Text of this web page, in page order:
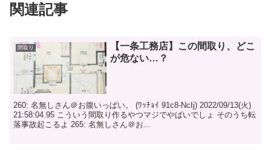
関連記事
間取り
【一条工務店】この間取り、どこ
が危ない…？
260: 名無しさん＠お腹いっぱい。 (ﾜｯﾁｮｲ 91c8-NcIj) 2022/09/13(火)
21:58:04.95 こういう間取り作るやつマジでやばいでしょ そのうち転
落事故起こるよ 265: 名無しさん＠お...